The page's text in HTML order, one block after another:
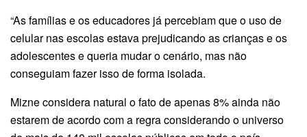
“As famílias e os educadores já percebiam que o uso de
celular nas escolas estava prejudicando as crianças e os
adolescentes e queria mudar o cenário, mas não
conseguiam fazer isso de forma isolada.
Mizne considera natural o fato de apenas 8% ainda não
estarem de acordo com a regra considerando o universo